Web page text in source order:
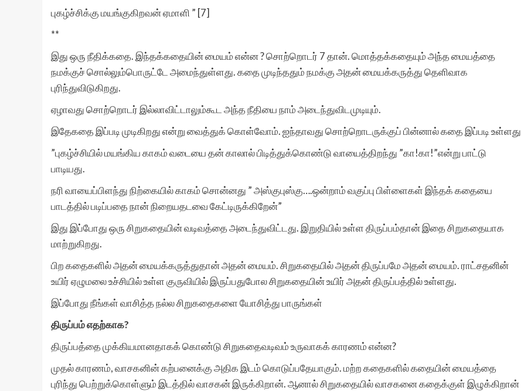
புகழ்ச்சிக்கு மயங்குகிறவன் ஏமாளி ” [7]
**
இது ஒரு நீதிக்கதை. இந்தக்கதையின் மையம் என்ன ? சொற்றொடர் 7 தான். மொத்தக்கதையும் அந்த மையத்தை
நமக்குச் சொல்லும்பொருட்டே அமைந்துள்ளது. கதை முடிந்ததும் நமக்கு அதன் மையக்கருத்து தெளிவாக
புரிந்துவிடுகிறது.
ஏழாவது சொற்றொடர் இல்லாவிட்டாலும்கூட அந்த நீதியை நாம் அடைந்துவிடமுடியும்.
இதேகதை இப்படி முடிகிறது என்று வைத்துக் கொள்வோம். ஐந்தாவது சொற்றொடருக்குப் பின்னால் கதை இப்படி உள்ளது
”புகழ்ச்சியில் மயங்கிய காகம் வடையை தன் காலால் பிடித்துக்கொண்டு வாயைத்திறந்து ”கா!கா!”என்று பாட்டு
பாடியது.
நரி வாயைப்பிளந்து நிற்கையில் காகம் சொன்னது ” அஸ்குபுஸ்கு….ஒன்றாம் வகுப்பு பிள்ளைகள் இந்தக் கதையை
பாடத்தில் படிப்பதை நான் நிறையதடவை கேட்டிருக்கிறேன்”
இது இப்போது ஒரு சிறுகதையின் வடிவத்தை அடைந்துவிட்டது. இறுதியில் உள்ள திருப்பம்தான் இதை சிறுகதையாக
மாற்றுகிறது.
பிற கதைகளில் அதன் மையக்கருத்துதான் அதன் மையம். சிறுகதையில் அதன் திருப்பமே அதன் மையம். ராட்சதனின்
உயிர் ஏழுமலை உச்சியில் உள்ள குருவியில் இருப்பதுபோல சிறுகதையின் உயிர் அதன் திருப்பத்தில் உள்ளது.
இப்போது நீங்கள் வாசித்த நல்ல சிறுகதைகளை யோசித்து பாருங்கள்
திருப்பம் எதற்காக?
திருப்பத்தை முக்கியமானதாகக் கொண்டு சிறுகதைவடிவம் உருவாகக் காரணம் என்ன?
முதல் காரணம், வாசகனின் கற்பனைக்கு அதிக இடம் கொடுப்பதேயாகும். மற்ற கதைகளில் கதையின் மையத்தை
புரிந்து பெற்றுக்கொள்ளும் இடத்தில் வாசகன் இருக்கிறான். ஆனால் சிறுகதையில் வாசகனை கதைக்குள் இழுக்கிறான்